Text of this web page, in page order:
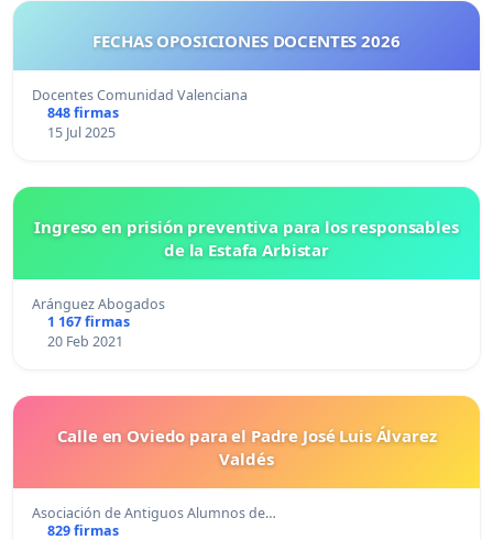
FECHAS OPOSICIONES DOCENTES 2026
Docentes Comunidad Valenciana
848 firmas
15 Jul 2025
Ingreso en prisión preventiva para los responsables
de la Estafa Arbistar
Aránguez Abogados
1 167 firmas
20 Feb 2021
Calle en Oviedo para el Padre José Luis Álvarez
Valdés
Asociación de Antiguos Alumnos de…
829 firmas